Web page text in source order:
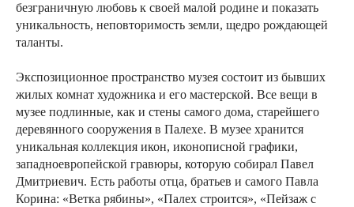
безграничную любовь к своей малой родине и показать
уникальность, неповторимость земли, щедро рождающей
таланты.
Экспозиционное пространство музея состоит из бывших
жилых комнат художника и его мастерской. Все вещи в
музее подлинные, как и стены самого дома, старейшего
деревянного сооружения в Палехе. В музее хранится
уникальная коллекция икон, иконописной графики,
западноевропейской гравюры, которую собирал Павел
Дмитриевич. Есть работы отца, братьев и самого Павла
Корина: «Ветка рябины», «Палех строится», «Пейзаж с